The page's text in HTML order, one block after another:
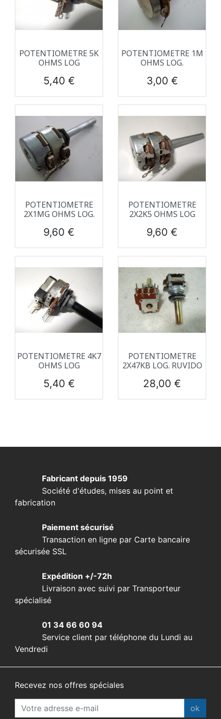
POTENTIOMETRE 5K
OHMS LOG
Prix
5,40 €
POTENTIOMETRE 1M
OHMS LOG.
Prix
3,00 €
POTENTIOMETRE
2X1MG OHMS LOG.
Prix
9,60 €
POTENTIOMETRE
2X2K5 OHMS LOG
Prix
9,60 €
POTENTIOMETRE 4K7
OHMS LOG
Prix
5,40 €
POTENTIOMETRE
2X47KB LOG. RUVIDO
Prix
28,00 €
Fabricant depuis 1959
Société d'études, mises au point et
fabrication
Paiement sécurisé
Transaction en ligne par Carte bancaire
sécurisée SSL
Expédition +/-72h
Livraison avec suivi par Transporteur
spécialisé
01 34 66 60 94
Service client par téléphone du Lundi au
Vendredi
Recevez nos offres spéciales
ok